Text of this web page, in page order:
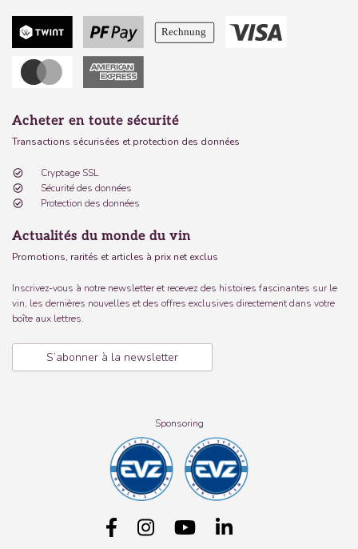
Acheter en toute sécurité
Transactions sécurisées et protection des données
Cryptage SSL
Sécurité des données
Protection des données
Actualités du monde du vin
Promotions, rarités et articles à prix net exclus
Inscrivez-vous à notre newsletter et recevez des histoires fascinantes sur le
vin, les dernières nouvelles et des offres exclusives directement dans votre
boîte aux lettres.
S’abonner à la newsletter
Sponsoring